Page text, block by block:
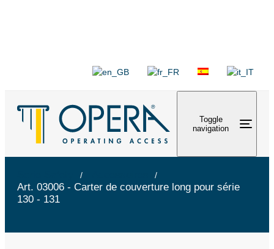
Toggle
navigation
Art. 03006 - Carter de couverture long pour série
130 - 131